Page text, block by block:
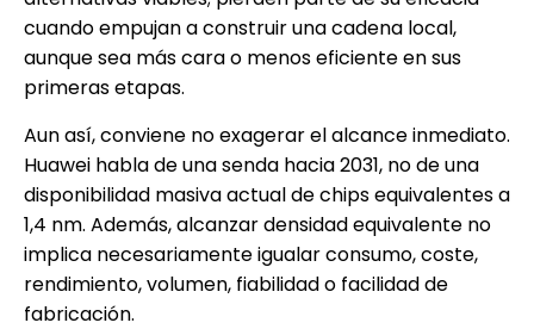
cuando empujan a construir una cadena local,
aunque sea más cara o menos eficiente en sus
primeras etapas.
Aun así, conviene no exagerar el alcance inmediato.
Huawei habla de una senda hacia 2031, no de una
disponibilidad masiva actual de chips equivalentes a
1,4 nm. Además, alcanzar densidad equivalente no
implica necesariamente igualar consumo, coste,
rendimiento, volumen, fiabilidad o facilidad de
fabricación.